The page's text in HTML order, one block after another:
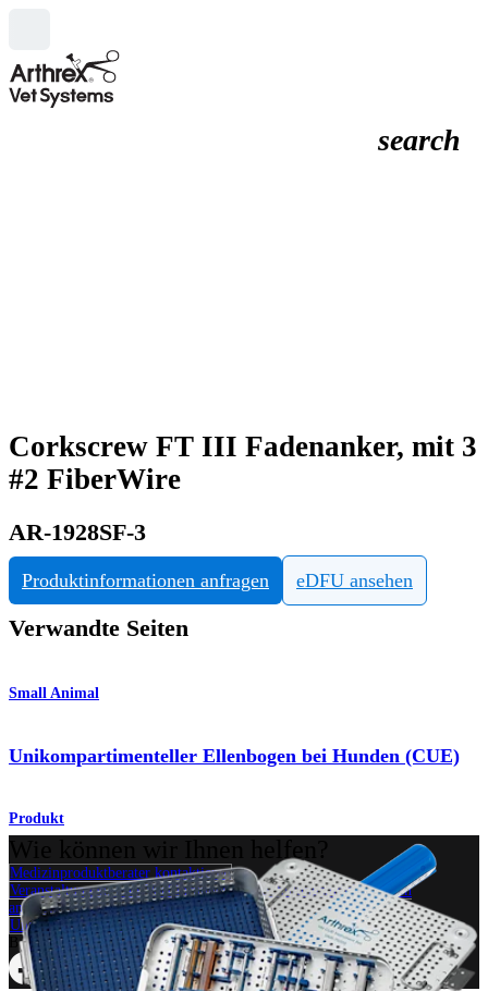
search
Corkscrew FT III Fadenanker, mit 3
#2 FiberWire
AR-1928SF-3
Produktinformationen anfragen eDFU ansehen
Verwandte Seiten
Small Animal
Unikompartimenteller Ellenbogen bei Hunden (CUE)
Produkt
Wie können wir Ihnen helfen?
Medizinproduktberater kontaktieren
Veranstaltungen, Lab-Vorführungen und Schulungsmöglichkeiten
ansehen
Unseren Newsletter abonnieren
Besuchen Sie uns